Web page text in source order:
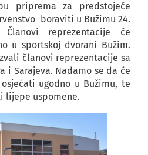
priprema za predstojeće
boraviti u Bužimu 24.
Članovi reprezentacije će
u sportskoj dvorani Bužim.
članovi reprezentacije sa
i Sarajeva. Nadamo se da će
ugodno u Bužimu, te
lijepe uspomene.